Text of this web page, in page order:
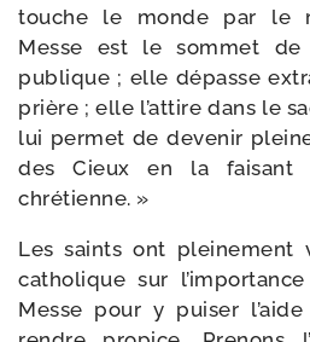
touche le monde par le
Messe est le som­met
publique ; elle dépasse
prière ; elle l’at­tire dans le
lui per­met de deve­nir
des Cieux en la fai­sant
chrétienne. »
Les saints ont plei­ne­ment
catho­lique sur
Messe pour y pui­ser